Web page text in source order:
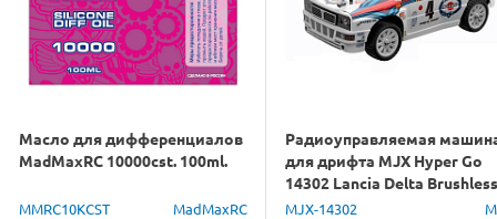
Масло для дифференциалов
MadMaxRC 10000cst. 100ml.
MMRC10KCST MadMaxRC
Радиоуправляемая
для дрифта MJX Hyper Go
14302 Lancia Delta Brushless
4WD 2.4G LED 1/14 RTR
MJX-14302